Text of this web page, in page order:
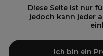
Diese Seite ist nur
jedoch kann jeder
Ich bin ein
© Alle Rechte
Pro-Duo ist Ihr zuverlässiger
hochwertigen Produkte, von der
zu Spezialwerkzeugen, sind so